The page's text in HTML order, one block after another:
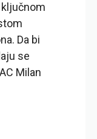
Da bi
se
Milan